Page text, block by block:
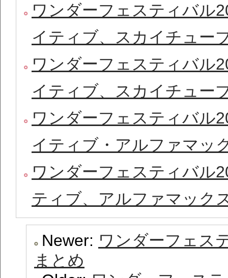
ワンダーフェスティバル
イティブ、スカイチュー
ワンダーフェスティバル
イティブ、スカイチュー
ワンダーフェスティバル
イティブ・アルファマッ
ワンダーフェスティバル
ティブ、アルファマック
Newer: ワンダーフェス
まとめ